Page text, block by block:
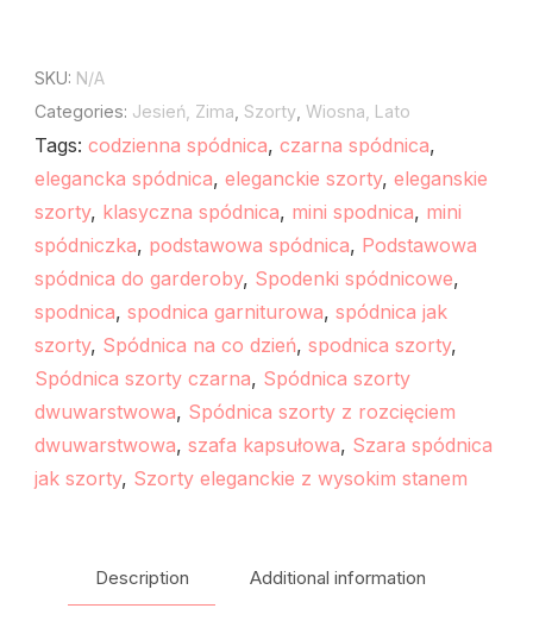
SKU: N/A
Categories: Jesień, Zima Szorty Wiosna, Lato
Tags: codzienna spódnica, czarna spódnica,
elegancka spódnica, eleganckie szorty, eleganskie
szorty, klasyczna spódnica, mini spodnica, mini
spódniczka, podstawowa spódnica, Podstawowa
spódnica do garderoby, Spodenki spódnicowe,
spodnica, spodnica garniturowa, spódnica jak
szorty, Spódnica na co dzień, spodnica szorty,
Spódnica szorty czarna, Spódnica szorty
dwuwarstwowa, Spódnica szorty z rozcięciem
dwuwarstwowa, szafa kapsułowa, Szara spódnica
jak szorty, Szorty eleganckie z wysokim stanem
Description Additional information